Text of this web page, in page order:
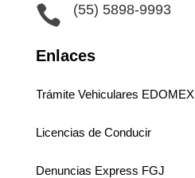
 (55) 5898-9993
Enlaces
Trámite Vehiculares EDOMEX
Licencias de Conducir
Denuncias Express FGJ